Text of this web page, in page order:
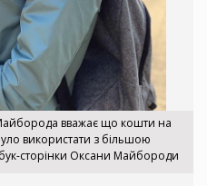
вважає що кошти на
використати з більшою
сторінки Оксани Майбороди